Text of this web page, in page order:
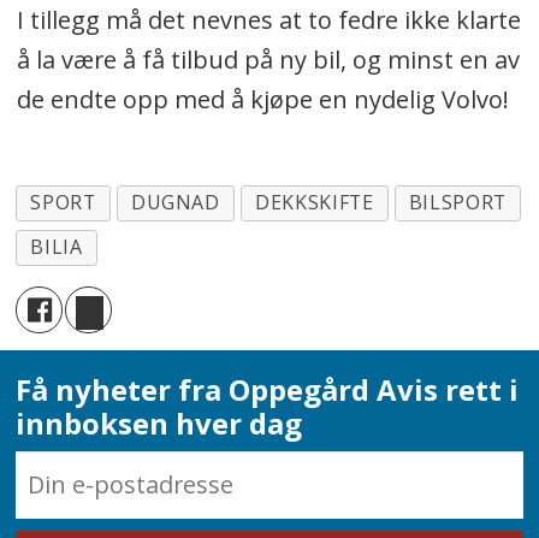
I tillegg må det nevnes at to fedre ikke klarte
å la være å få tilbud på ny bil, og minst en av
de endte opp med å kjøpe en nydelig Volvo!
SPORT DUGNAD DEKKSKIFTE
BILSPORT
BILIA
Få nyheter fra Oppegård Avis rett i
innboksen hver dag